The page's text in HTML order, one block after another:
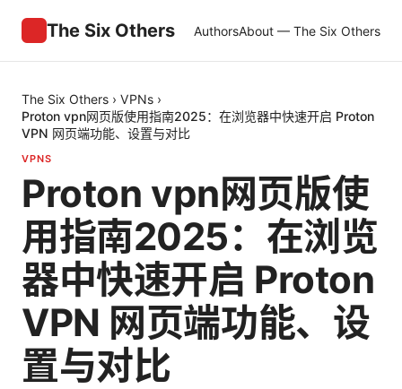
The Six Others AuthorsAbout — The Six Others
The Six Others › VPNs ›
Proton vpn网页版使用指南2025：在浏览器中快速开启 Proton
VPN 网页端功能、设置与对比
VPNS
Proton vpn网页版使
用指南2025：在浏览
器中快速开启 Proton
VPN 网页端功能、设
置与对比